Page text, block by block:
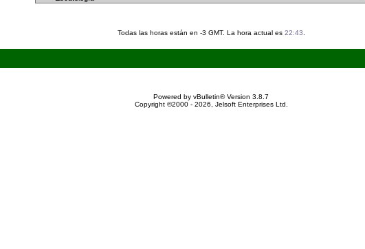
Todas las horas están en -3 GMT. La hora actual es 22:43
Powered by vBulletin® Version 3.8.7
Copyright ©2000 - 2026, Jelsoft Enterprises Ltd.